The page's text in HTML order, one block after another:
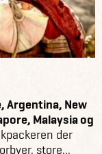
Argentina, New
Malaysia og
der
store...